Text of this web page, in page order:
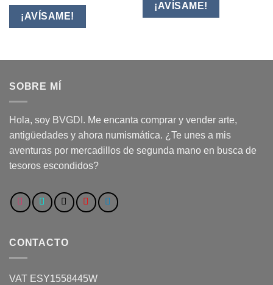
¡AVÍSAME!
¡AVÍSAME!
SOBRE MÍ
Hola, soy BVGDI. Me encanta comprar y vender arte,
antigüedades y ahora numismática. ¿Te unes a mis
aventuras por mercadillos de segunda mano en busca de
tesoros escondidos?
CONTACTO
VAT ESY1558445W